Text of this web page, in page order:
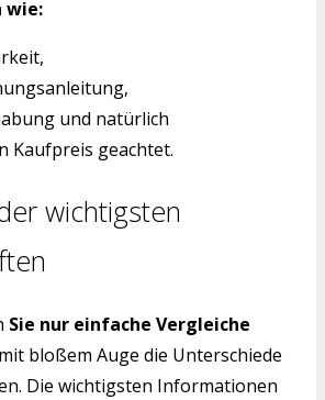
wie:
und natürlich
Kaufpreis geachtet.
wichtigsten
Sie nur einfache Vergleiche
bloßem Auge die Unterschiede
Die wichtigsten Informationen